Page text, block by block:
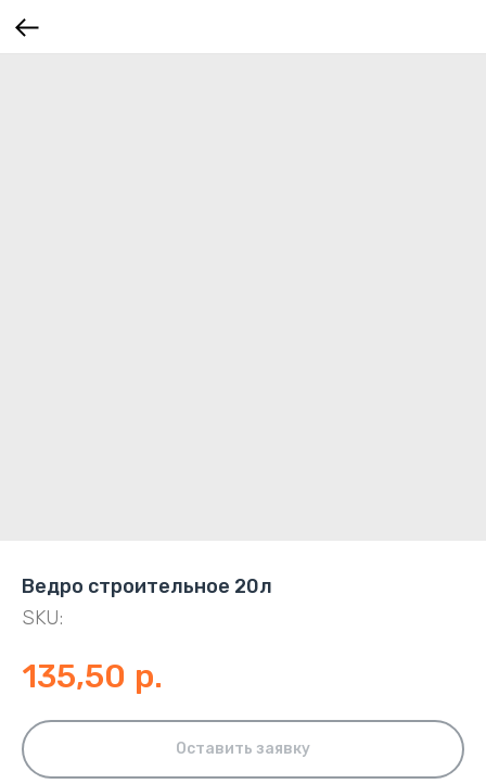
Ведро строительное 20л
SKU:
135,50 р.
Оставить заявку